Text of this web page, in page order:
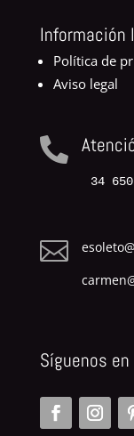
Información
Política de
Aviso legal

34

Síguenos